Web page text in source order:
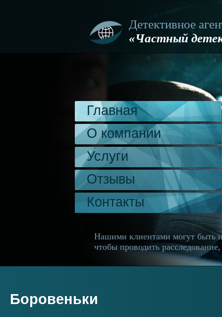
Детективное
«Частный
Главная
О компании
Услуги
Отзывы
Контакты
Нашими клиентами могут быть
чтобы проводить
Боровеньки